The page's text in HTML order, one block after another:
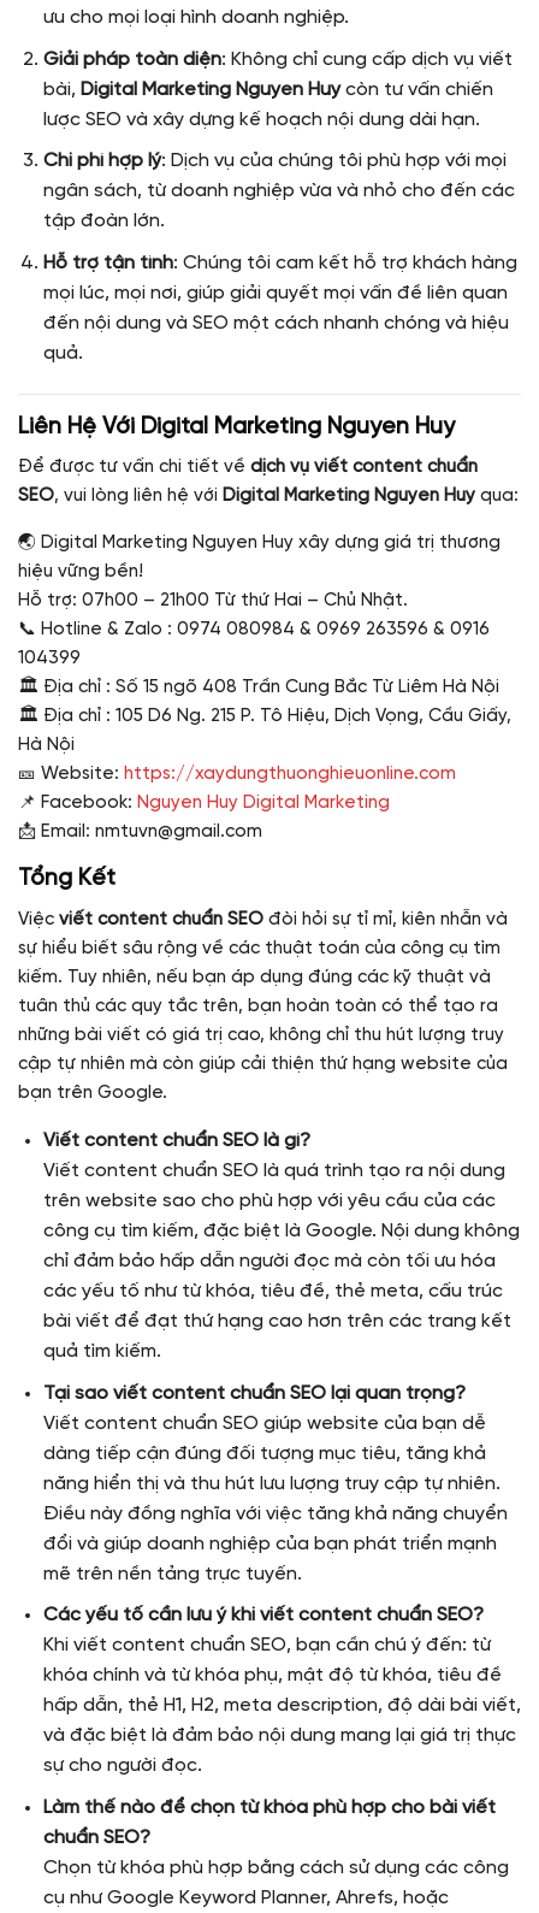
ưu cho mọi loại hình doanh nghiệp.
Giải pháp toàn diện: Không chỉ cung cấp dịch vụ viết
bài, Digital Marketing Nguyen Huycòn tư vấn chiến
lược SEO và xây dựng kế hoạch nội dung dài hạn.
Chi phí hợp lý: Dịch vụ của chúng tôi phù hợp với mọi
ngân sách, từ doanh nghiệp vừa và nhỏ cho đến các
tập đoàn lớn.
Hỗ trợ tận tình: Chúng tôi cam kết hỗ trợ khách hàng
mọi lúc, mọi nơi, giúp giải quyết mọi vấn đề liên quan
đến nội dung và SEO một cách nhanh chóng và hiệu
quả.
Liên Hệ Với Digital Marketing Nguyen Huy
Để được tư vấn chi tiết về dịch vụ viết content chuẩn
SEO, vui lòng liên hệ với Digital Marketing Nguyen Huy qua:
🌏 Digital Marketing Nguyen Huy xây dựng giá trị thương
hiệu vững bền!
Hỗ trợ: 07h00 – 21h00 Từ thứ Hai – Chủ Nhật.
📞 Hotline & Zalo : 0974 080984 & 0969 263596 & 0916
104399
🏛 Địa chỉ : Số 15 ngõ 408 Trần Cung Bắc Từ Liêm Hà Nội
🏛 Địa chỉ : 105 D6 Ng. 215 P. Tô Hiệu, Dịch Vọng, Cầu Giấy,
Hà Nội
🎫 Website: https://xaydungthuonghieuonline.com
📌 Facebook: Nguyen Huy Digital Marketing
📩 Email: nmtuvn@gmail.com
Tổng Kết
Việc viết content chuẩn SEO đòi hỏi sự tỉ mỉ, kiên nhẫn và
sự hiểu biết sâu rộng về các thuật toán của công cụ tìm
kiếm. Tuy nhiên, nếu bạn áp dụng đúng các kỹ thuật và
tuân thủ các quy tắc trên, bạn hoàn toàn có thể tạo ra
những bài viết có giá trị cao, không chỉ thu hút lượng truy
cập tự nhiên mà còn giúp cải thiện thứ hạng website của
bạn trên Google.
Viết content chuẩn SEO là gì?
Viết content chuẩn SEO là quá trình tạo ra nội dung
trên website sao cho phù hợp với yêu cầu của các
công cụ tìm kiếm, đặc biệt là Google. Nội dung không
chỉ đảm bảo hấp dẫn người đọc mà còn tối ưu hóa
các yếu tố như từ khóa, tiêu đề, thẻ meta, cấu trúc
bài viết để đạt thứ hạng cao hơn trên các trang kết
quả tìm kiếm.
Tại sao viết content chuẩn SEO lại quan trọng?
Viết content chuẩn SEO giúp website của bạn dễ
dàng tiếp cận đúng đối tượng mục tiêu, tăng khả
năng hiển thị và thu hút lưu lượng truy cập tự nhiên.
Điều này đồng nghĩa với việc tăng khả năng chuyển
đổi và giúp doanh nghiệp của bạn phát triển mạnh
mẽ trên nền tảng trực tuyến.
Các yếu tố cần lưu ý khi viết content chuẩn SEO?
Khi viết content chuẩn SEO, bạn cần chú ý đến: từ
khóa chính và từ khóa phụ, mật độ từ khóa, tiêu đề
hấp dẫn, thẻ H1, H2, meta description, độ dài bài viết,
và đặc biệt là đảm bảo nội dung mang lại giá trị thực
sự cho người đọc.
Làm thế nào để chọn từ khóa phù hợp cho bài viết
chuẩn SEO?
Chọn từ khóa phù hợp bằng cách sử dụng các công
cụ như Google Keyword Planner, Ahrefs, hoặc